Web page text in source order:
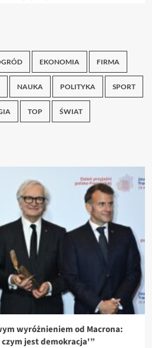
EKONOMIA FIRMA
NAUKA POLITYKA SPORT
TOP ŚWIAT
wyróżnieniem od Macrona:
czym jest demokracja'”